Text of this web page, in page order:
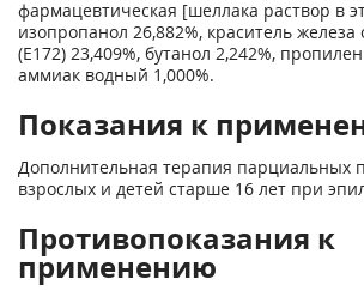
фармацевтическая [шеллака раствор в
изопропанол 26,882%, краситель
(Е172) 23,409%, бутанол 2,242%,
аммиак водный 1,000%.
Показания к
Дополнительная терапия парциальных
взрослых и детей старше 16 лет при
Противопоказания к
применению